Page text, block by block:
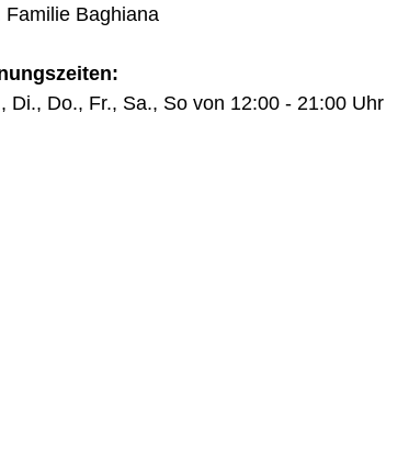
Familie Baghiana
Di., Do., Fr., Sa., So von 12:00 - 21:00 Uhr